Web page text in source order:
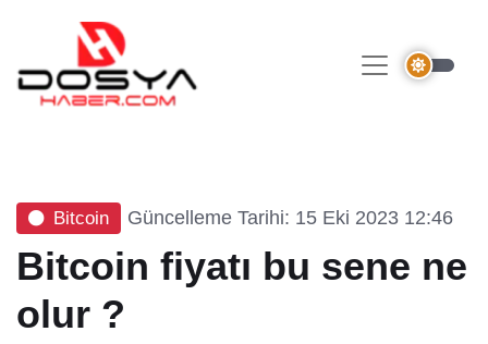
Bitcoin Güncelleme Tarihi: 15 Eki 2023 12:46
Bitcoin fiyatı bu sene ne
olur ?